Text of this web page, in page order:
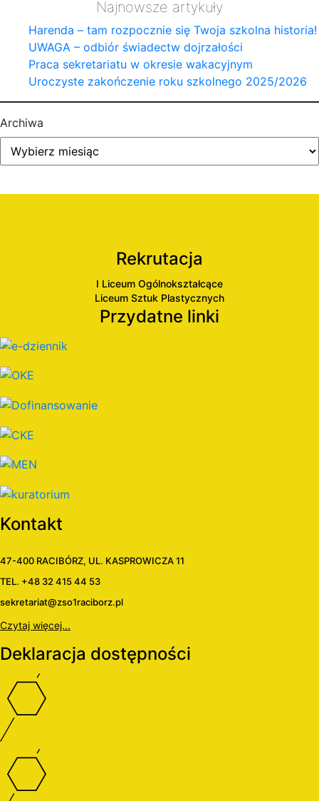
Najnowsze artykuły
Harenda – tam rozpocznie się Twoja szkolna historia!
UWAGA – odbiór świadectw dojrzałości
Praca sekretariatu w okresie wakacyjnym
Uroczyste zakończenie roku szkolnego 2025/2026
Archiwa
Rekrutacja
I Liceum Ogólnokształcące
Liceum Sztuk Plastycznych
Przydatne linki
Kontakt
47-400 RACIBÓRZ, UL. KASPROWICZA 11
TEL. +48 32 415 44 53
sekretariat@zso1raciborz.pl
Czytaj więcej...
Deklaracja dostępności